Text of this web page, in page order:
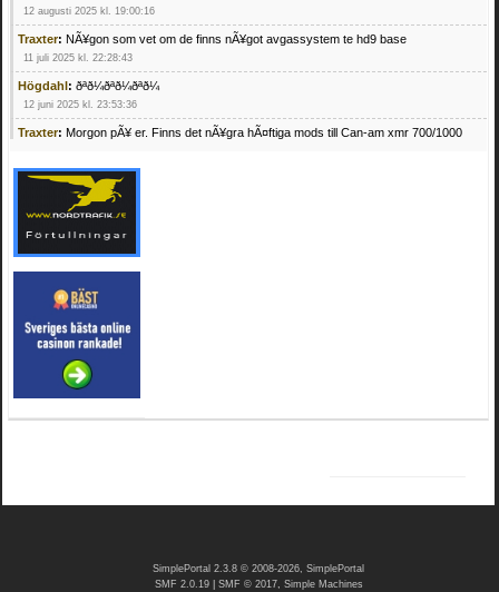
12 augusti 2025 kl. 19:00:16
Traxter: NÃ¥gon som vet om de finns nÃ¥got avgassystem te hd9 base
11 juli 2025 kl. 22:28:43
Högdahl: ðªð¼ðªð¼ðªð¼
12 juni 2025 kl. 23:53:36
Traxter: Morgon pÃ¥ er. Finns det nÃ¥gra hÃ¤ftiga mods till Can-am xmr 700/1000
Mrhandsome:SÃ¶ker defekta/trasiga fyrhjulingar. Jag betalar bra och du kan nÃ¥ mig
pÃ¥ 0709955029 eller hv.alexandersson@gmail.com ifall du har en som du vill sÃ¤lja
mvh Hugo
21 februari 2025 kl. 09:25:52
Oscar5:NÃ¥gon som vet vad man kan begÃ¤ra fÃ¶r en Honda TRX 350 FE 2005
4 februari 2025 kl. 19:20:50
Oscar5:44
4 februari 2025 kl. 19:15:36
Greger59:NÃ¤gon som vet har en Cetek 500 EFI
15 januari 2025 kl. 23:49:44
Mrhandsome:SÃÂ¶ker defekta/trasiga fyrhjulingar. Jag betalar bra och du kan nÃÂ¥
SimplePortal 2.3.8 © 2008-2026, SimplePortal
SMF 2.0.19| SMF © 2017, Simple Machines